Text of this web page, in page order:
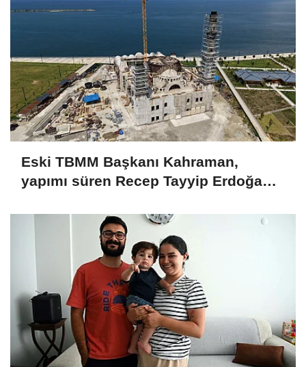
Eski TBMM Başkanı Kahraman,
yapımı süren Recep Tayyip Erdoğan